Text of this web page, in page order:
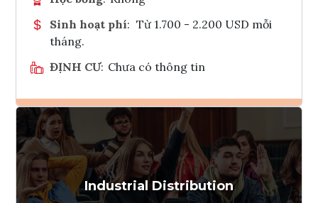
Sinh hoạt phí: Từ 1.700 - 2.200 USD mỗi
tháng.
ĐỊNH CƯ: Chưa có thông tin
Ghi danh
Tham vấn Interlink
Industrial Distribution